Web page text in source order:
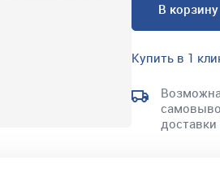
В корзину
Купить в 1